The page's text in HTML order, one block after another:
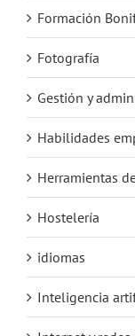
Formación
Fotografía
Gestión y
Habilidades
Herramientas
Hostelería
idiomas
Inteligencia